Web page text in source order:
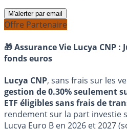
M'alerter par email
Offre Partenaire
🎁 Assurance Vie Lucya CNP :
fonds euros
Lucya CNP, sans frais sur les
gestion de 0.30% seulement
ETF éligibles sans frais de
rendement sur la part investie
Lucya Euro B en 2026 et 2027